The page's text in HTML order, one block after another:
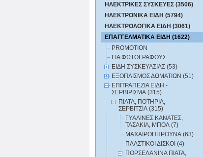
ΗΛΕΚΤΡΙΚΕΣ ΣΥΣΚΕΥΕΣ (3506)
ΗΛΕΚΤΡΟΝΙΚΑ ΕΙΔΗ (5794)
ΗΛΕΚΤΡΟΛΟΓΙΚΑ ΕΙΔΗ (3061)
ΕΠΑΓΓΕΛΜΑΤΙΚΑ ΕΙΔΗ (1622)
PROMOTION
ΓΙΑ ΦΩΤΟΓΡΑΦΟΥΣ
ΕΙΔΗ ΣΥΣΚΕΥΑΣΙΑΣ (53)
ΕΞΟΠΛΙΣΜΟΣ ΔΩΜΑΤΙΩΝ (51)
ΕΠΙΤΡΑΠΕΖΙΑ ΕΙΔΗ -
ΣΕΡΒΙΡΙΣΜΑ (315)
ΠΙΑΤΑ, ΠΟΤΗΡΙΑ,
ΣΕΡΒΙΤΣΙΑ (315)
ΓΥΑΛΙΝΕΣ ΚΑΝΑΤΕΣ,
ΤΑΣΑΚΙΑ, ΜΠΟΛ (7)
ΜΑΧΑΙΡΟΠΗΡΟΥΝΑ (63)
ΠΛΑΣΤΙΚΟΙ ΔΙΣΚΟΙ (4)
ΠΟΡΣΕΛΑΝΙΝΑ ΠΙΑΤΑ,